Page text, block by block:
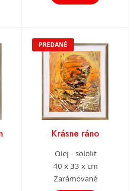
PREDANÉ
Krásne ráno
Olej - sololit
40 x 33 x cm
Zarámované